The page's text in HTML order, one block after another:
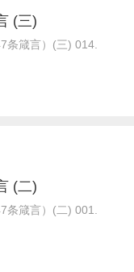
(三)
条箴言）(三) 014.
(二)
箴言）(二) 001.